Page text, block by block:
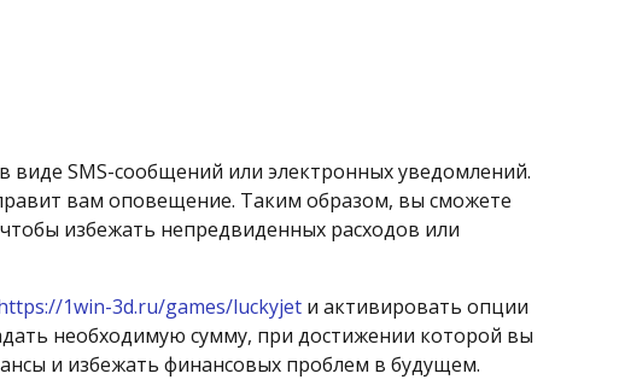
SMS-сообщений или электронных уведомлений.
вам оповещение. Таким образом, вы сможете
избежать непредвиденных расходов или
1win-3d.ru/games/luckyjet и активировать опции
необходимую сумму, при достижении которой вы
и избежать финансовых проблем в будущем.